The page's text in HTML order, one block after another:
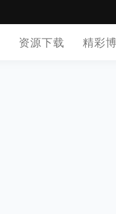
资源下载 精彩